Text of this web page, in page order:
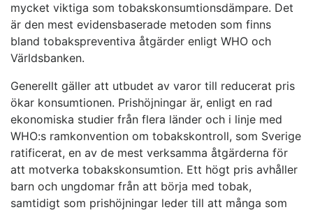
mycket viktiga som tobakskonsumtionsdämpare. Det
är den mest evidensbaserade metoden som finns
bland tobakspreventiva åtgärder enligt WHO och
Världsbanken.
Generellt gäller att utbudet av varor till reducerat pris
ökar konsumtionen. Prishöjningar är, enligt en rad
ekonomiska studier från flera länder och i linje med
WHO:s ramkonvention om tobakskontroll, som Sverige
ratificerat, en av de mest verksamma åtgärderna för
att motverka tobakskonsumtion. Ett högt pris avhåller
barn och ungdomar från att börja med tobak,
samtidigt som prishöjningar leder till att många som